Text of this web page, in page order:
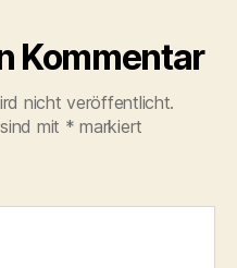
Kommentar
nicht veröffentlicht.
mit * markiert